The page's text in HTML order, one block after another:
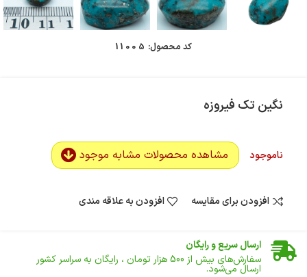
کد محصول: 11005
نگین تک فیروزه
ناموجود مشاهده محصولات مشابه موجود
افزودن برای مقایسه افزودن به علاقه مندی
ضمانت اصالت کالا
ارسال سریع و رایگان
سفارش‌های بیش از 500 هزار تومان ، رایگان به سراسر کشور
ارسال می‌شود.